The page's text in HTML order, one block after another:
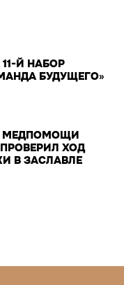
Й НАБОР
БУДУЩЕГО»
МЕДПОМОЩИ
ХОД
В ЗАСЛАВЛЕ